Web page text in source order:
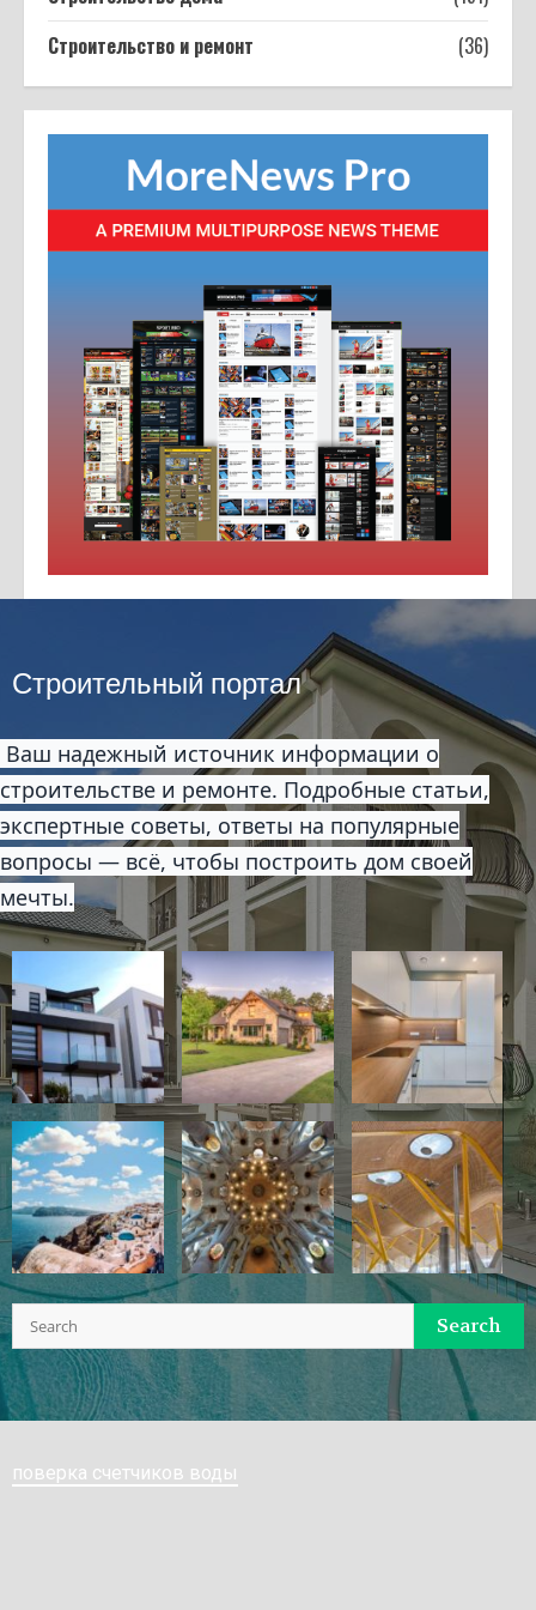
4 11.03.2026
Строительство и ремонт
(36)
Строительный портал
Ваш надежный источник информации о
строительстве и ремонте. Подробные статьи,
экспертные советы, ответы на популярные
вопросы — всё, чтобы построить дом своей
мечты.
Search
поверка счетчиков воды